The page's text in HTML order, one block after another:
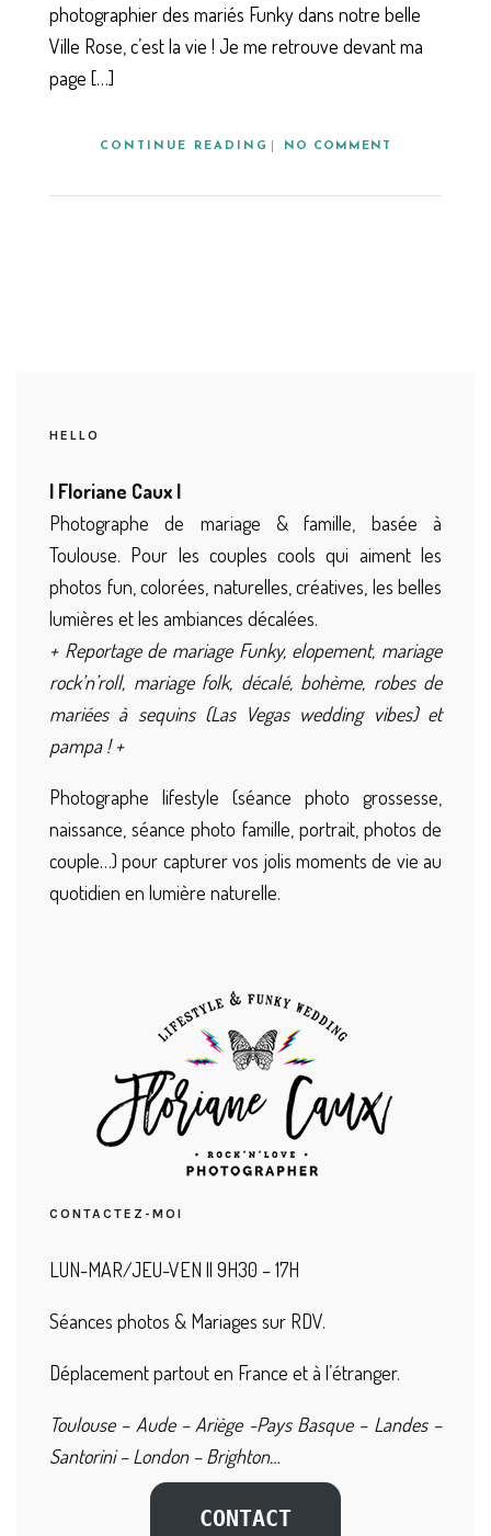
photographier des mariés Funky dans notre belle
Ville Rose, c’est la vie ! Je me retrouve devant ma
page […]
CONTINUE READING NO COMMENT
HELLO
| Floriane Caux |
Photographe de mariage & famille, basée à
Toulouse. Pour les couples cools qui aiment les
photos fun, colorées, naturelles, créatives, les belles
lumières et les ambiances décalées.
+ Reportage de mariage Funky, elopement, mariage
rock’n’roll, mariage folk, décalé, bohème, robes de
mariées à sequins (Las Vegas wedding vibes) et
pampa ! +
Photographe lifestyle (séance photo grossesse,
naissance, séance photo famille, portrait, photos de
couple…) pour capturer vos jolis moments de vie au
quotidien en lumière naturelle.
CONTACTEZ-MOI
LUN-MAR/JEU-VEN || 9H30 – 17H
Séances photos & Mariages sur RDV.
Déplacement partout en France et à l’étranger.
Toulouse – Aude – Ariège -Pays Basque – Landes –
Santorini – London – Brighton…
CONTACT